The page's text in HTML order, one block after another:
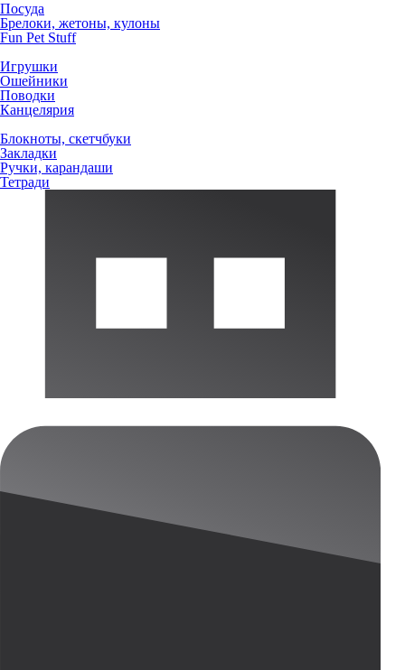
Посуда
Брелоки, жетоны, кулоны
Fun Pet Stuff
Игрушки
Ошейники
Поводки
Канцелярия
Блокноты, скетчбуки
Закладки
Ручки, карандаши
Тетради